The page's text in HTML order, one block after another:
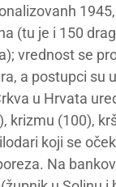
(tu je i 150
vrednost se
a postupci su
u Hrvata
krizmu (100),
koji se
Na